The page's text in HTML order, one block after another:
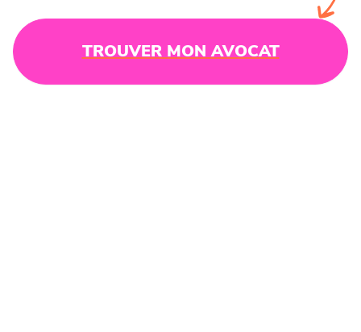
TROUVER MON AVOCAT